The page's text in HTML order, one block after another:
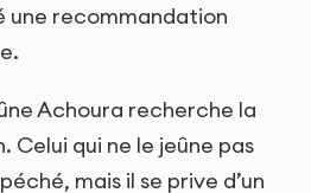
une recommandation
Achoura recherche la
Celui qui ne le jeûne pas
mais il se prive d’un